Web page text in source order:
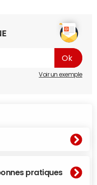
Voir un exemple
pratiques